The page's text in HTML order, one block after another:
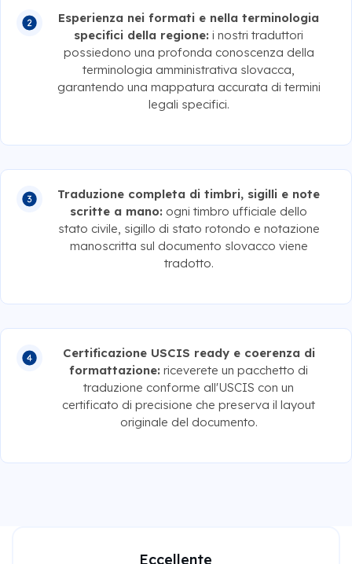
Esperienza nei formati e nella terminologia
specifici della regione: i nostri traduttori
possiedono una profonda conoscenza della
terminologia amministrativa slovacca,
garantendo una mappatura accurata di termini
legali specifici.
Traduzione completa di timbri, sigilli e note
scritte a mano: ogni timbro ufficiale dello
stato civile, sigillo di stato rotondo e notazione
manoscritta sul documento slovacco viene
tradotto.
Certificazione USCIS ready e coerenza di
formattazione: riceverete un pacchetto di
traduzione conforme all'USCIS con un
certificato di precisione che preserva il layout
originale del documento.
Eccellente